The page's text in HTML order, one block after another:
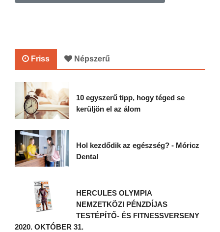
Friss Népszerű
10 egyszerű tipp, hogy téged se
kerüljön el az álom
Hol kezdődik az egészség? - Móricz
Dental
HERCULES OLYMPIA
NEMZETKÖZI PÉNZDÍJAS
TESTÉPÍTŐ- ÉS FITNESSVERSENY
2020. OKTÓBER 31.